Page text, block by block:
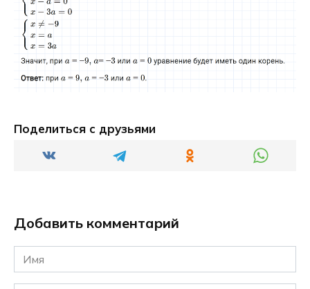
Поделиться с друзьями
Добавить комментарий
Имя
*